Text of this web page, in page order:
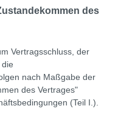
des
Vertragsschluss, der
nach Maßgabe der
des Vertrages"
(Teil I.).